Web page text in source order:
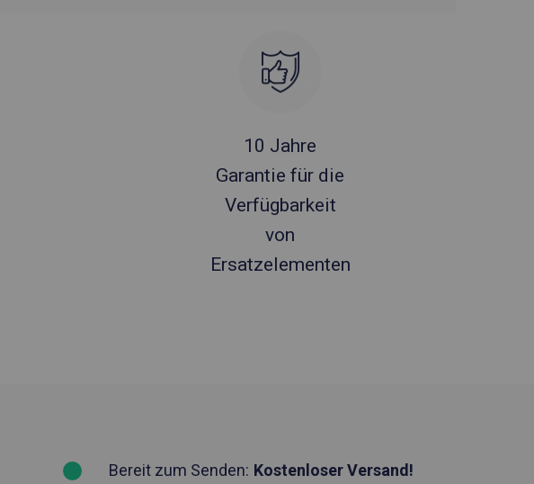
10 Jahre
Garantie für die
Verfügbarkeit
von
Ersatzelementen
Bereit zum Senden: Kostenloser Versand!